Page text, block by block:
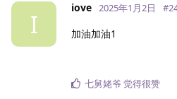
I
iove 2025年1月2日 #
加油加油1
七舅姥爷 觉得很赞